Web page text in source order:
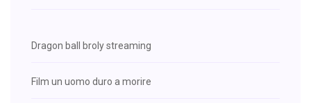
Dragon ball broly streaming
Film un uomo duro a morire